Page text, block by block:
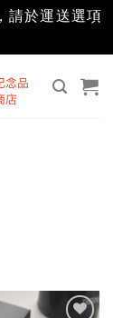
請於運送選項